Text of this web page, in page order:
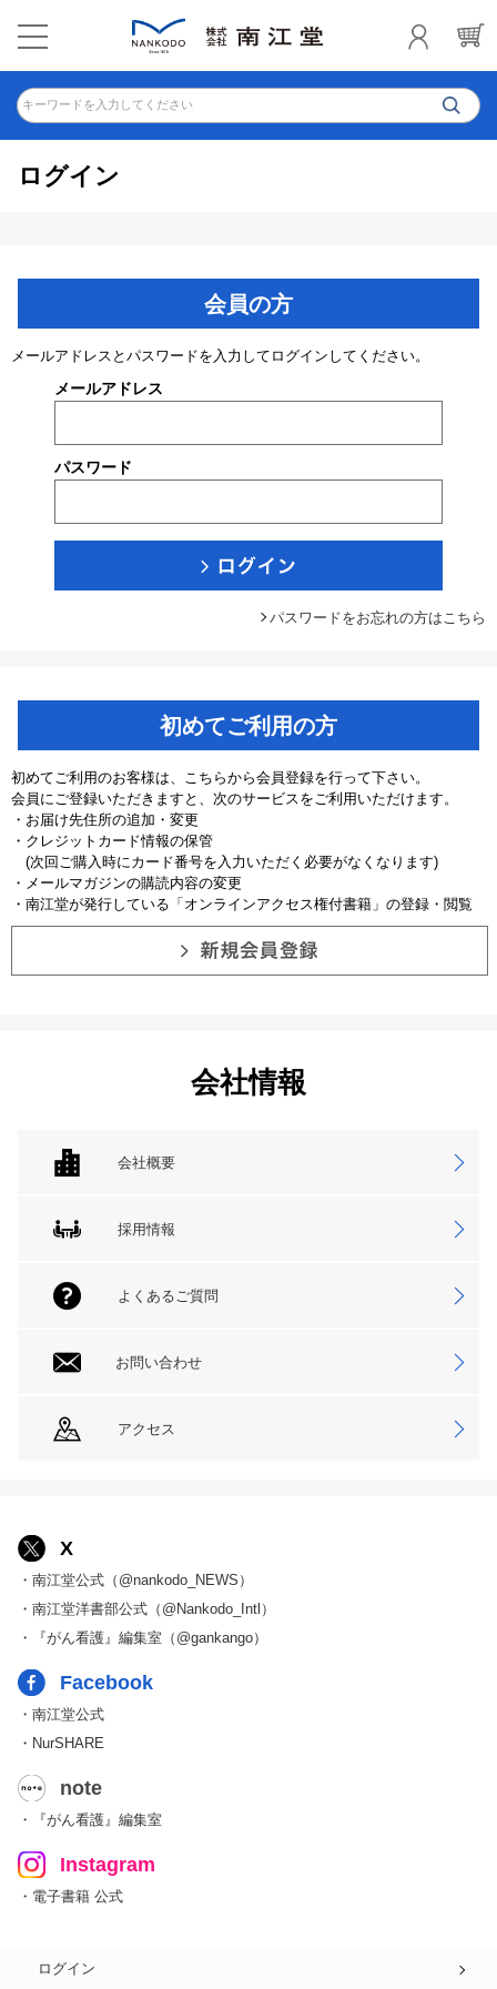
キーワードを入力してください
ログイン
会員の方
メールアドレスとパスワードを入力してログインしてください。
メールアドレス
パスワード
パスワードをお忘れの方はこちら
初めてご利用の方
初めてご利用のお客様は、こちらから会員登録を行って下さい。
会員にご登録いただきますと、次のサービスをご利用いただけます。
・お届け先住所の追加・変更
・クレジットカード情報の保管
(次回ご購入時にカード番号を入力いただく必要がなくなります)
・メールマガジンの購読内容の変更
・南江堂が発行している「オンラインアクセス権付書籍」の登録・閲覧
会社情報
会社概要
採用情報
よくあるご質問
お問い合わせ
アクセス
X
・南江堂公式（@nankodo_NEWS）
・南江堂洋書部公式（@Nankodo_Intl）
・『がん看護』編集室（@gankango）
Facebook
・南江堂公式
・NurSHARE
note
・『がん看護』編集室
Instagram
・電子書籍 公式
ログイン